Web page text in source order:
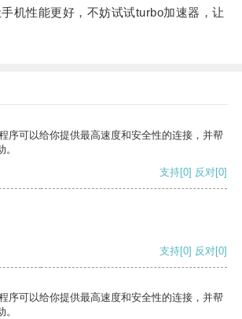
性能更好，不妨试试turbo加速器，让
序可以给你提供最高速度和安全性的连接，并帮
支持[0] 反对[0]
支持[0] 反对[0]
序可以给你提供最高速度和安全性的连接，并帮